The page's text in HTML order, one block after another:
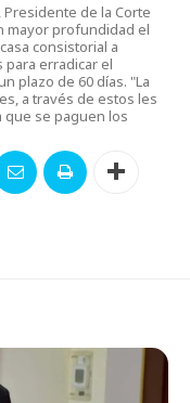
Presidente de la Corte
mayor profundidad el
consistorial a
erradicar el
plazo de 60 días. "La
a través de estos les
se paguen los